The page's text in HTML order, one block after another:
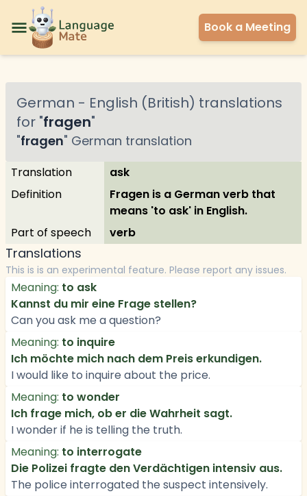
Book a Meeting
German - English (British) translations
for "fragen"
"fragen" German translation
Translation
ask
Definition
Fragen is a German verb that
means 'to ask' in English.
Part of speech
verb
Translations
This is is an experimental feature. Please report any issues.
Meaning: to ask
Kannst du mir eine Frage stellen?
Can you ask me a question?
Meaning: to inquire
Ich möchte mich nach dem Preis erkundigen.
I would like to inquire about the price.
Meaning: to wonder
Ich frage mich, ob er die Wahrheit sagt.
I wonder if he is telling the truth.
Meaning: to interrogate
Die Polizei fragte den Verdächtigen intensiv aus.
The police interrogated the suspect intensively.